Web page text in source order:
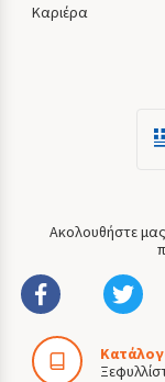
Καριέρα
Ακολουθήστε